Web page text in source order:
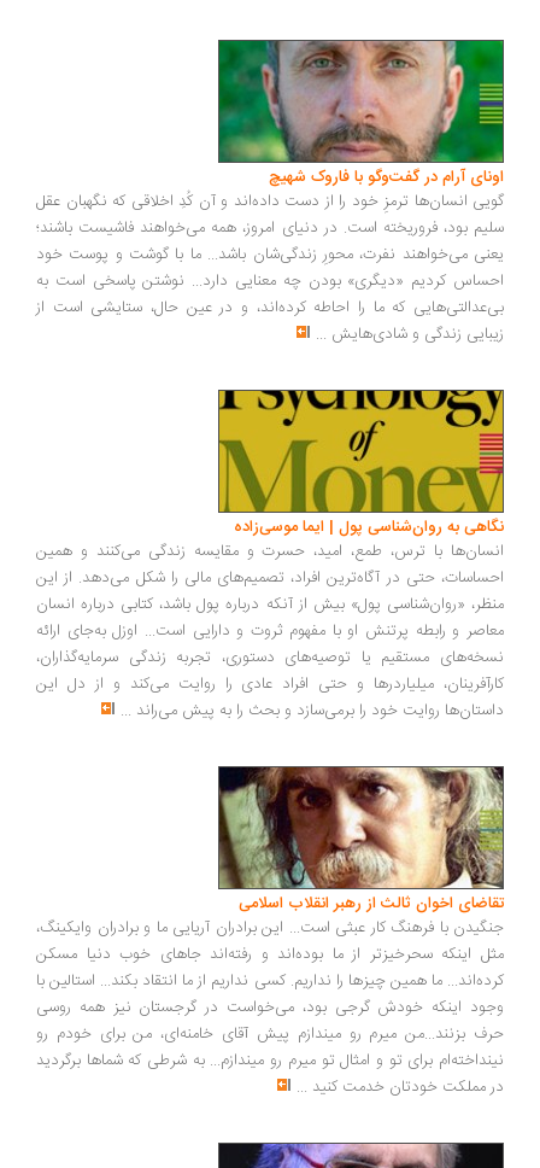
آرام در گفت‌وگو با فاروک شهیچ‭
انسان‌ها ترمزِ خود را از دست داده‌اند و آن کُدِ اخلاقی که نگهبان عقل
بود، فروریخته است. در دنیای امروز، همه می‌خواهند فاشیست باشند؛
می‌خواهند نفرت، محورِ زندگی‌شان باشد... ما با گوشت و پوست خود
کردیم «دیگری» بودن چه معنایی دارد... نوشتن پاسخی است به
که ما را احاطه کرده‌اند، و در عین حال، ستایشی است از
زندگی و شادی‌هایش...
به روان‌شناسی پول | ایما موسی‌زاده
با ترس، طمع، امید، حسرت و مقایسه زندگی می‌کنند و همین
حتی در آگاه‌ترین افراد، تصمیم‌های مالی را شکل می‌دهد. از این
«روان‌شناسی پول» بیش از آنکه درباره پول باشد، کتابی درباره انسان
و رابطه پرتنش او با مفهوم ثروت و دارایی است... اوزل به‌جای ارائه
مستقیم یا توصیه‌های دستوری، تجربه زندگی سرمایه‌گذاران،
میلیاردرها و حتی افراد عادی را روایت می‌کند و از دل این
روایت خود را برمی‌سازد و بحث را به پیش می‌راند...
اخوان ثالث از رهبر انقلاب اسلامی
با فرهنگ کار عبثی است... این برادران آریایی ما و برادران وایکینگ،
اینکه سحرخیزتر از ما بوده‌اند و رفته‌اند جاهای خوب دنیا مسکن
ما همین چیزها را نداریم. کسی نداریم از ما انتقاد بکند... استالین با
اینکه خودش گرجی بود، می‌خواست در گرجستان نیز همه روسی
بزنند...من میرم رو میندازم پیش آقای خامنه‌ای، من برای خودم رو
برای تو و امثال تو میرم رو میندازم... به شرطی که شماها برگردید
مملکت خودتان خدمت کنید...